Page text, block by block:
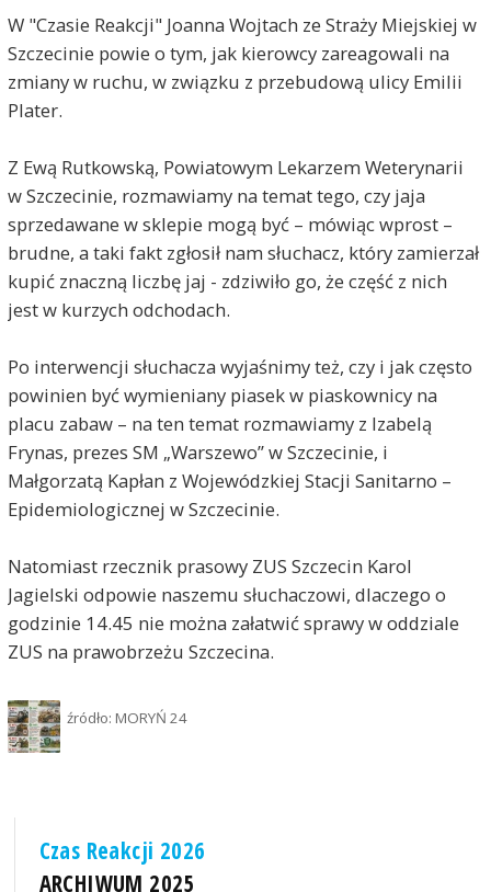
W "Czasie Reakcji" Joanna Wojtach ze Straży Miejskiej w
Szczecinie powie o tym, jak kierowcy zareagowali na
zmiany w ruchu, w związku z przebudową ulicy Emilii
Plater.
Z Ewą Rutkowską, Powiatowym Lekarzem Weterynarii
w Szczecinie, rozmawiamy na temat tego, czy jaja
sprzedawane w sklepie mogą być – mówiąc wprost –
brudne, a taki fakt zgłosił nam słuchacz, który zamierzał
kupić znaczną liczbę jaj - zdziwiło go, że część z nich
jest w kurzych odchodach.
Po interwencji słuchacza wyjaśnimy też, czy i jak często
powinien być wymieniany piasek w piaskownicy na
placu zabaw – na ten temat rozmawiamy z Izabelą
Frynas, prezes SM „Warszewo” w Szczecinie, i
Małgorzatą Kapłan z Wojewódzkiej Stacji Sanitarno –
Epidemiologicznej w Szczecinie.
Natomiast rzecznik prasowy ZUS Szczecin Karol
Jagielski odpowie naszemu słuchaczowi, dlaczego o
godzinie 14.45 nie można załatwić sprawy w oddziale
ZUS na prawobrzeżu Szczecina.
źródło: MORYŃ 24
Czas Reakcji 2026
ARCHIWUM 2025